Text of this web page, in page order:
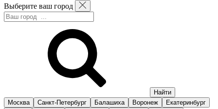
Выберите ваш город
Москва Санкт-Петербург Балашиха Воронеж
Екатеринбург